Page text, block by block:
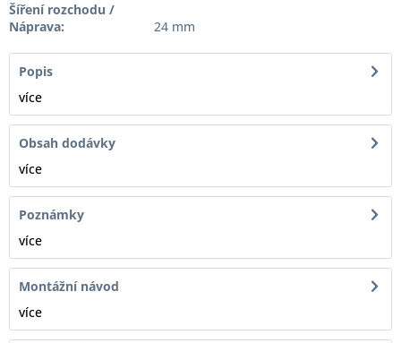
Šíření rozchodu /
Náprava:
24 mm
Popis
více
Obsah dodávky
více
Poznámky
více
Montážní návod
více